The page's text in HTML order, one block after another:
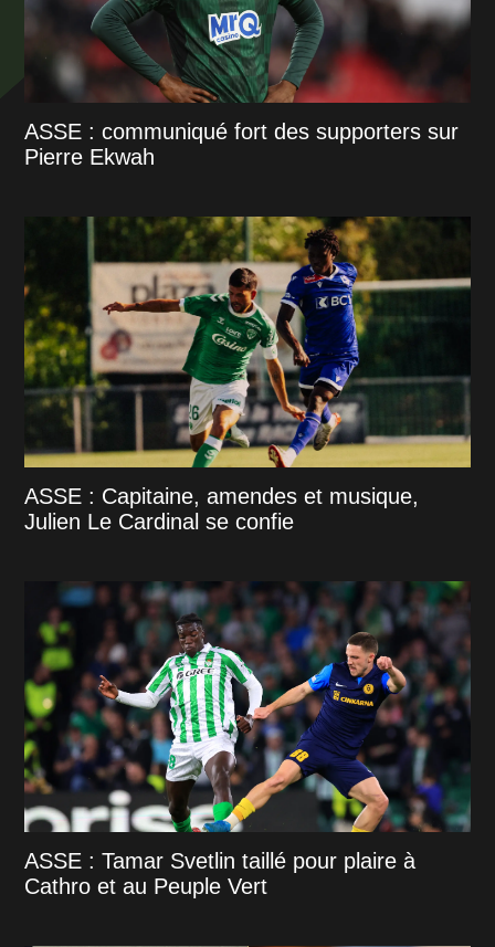
ASSE : communiqué fort des supporters sur
Pierre Ekwah
ASSE : Capitaine, amendes et musique,
Julien Le Cardinal se confie
ASSE : Tamar Svetlin taillé pour plaire à
Cathro et au Peuple Vert